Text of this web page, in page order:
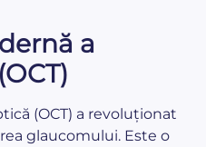
a
(OCT) a revoluționat
glaucomului. Este o